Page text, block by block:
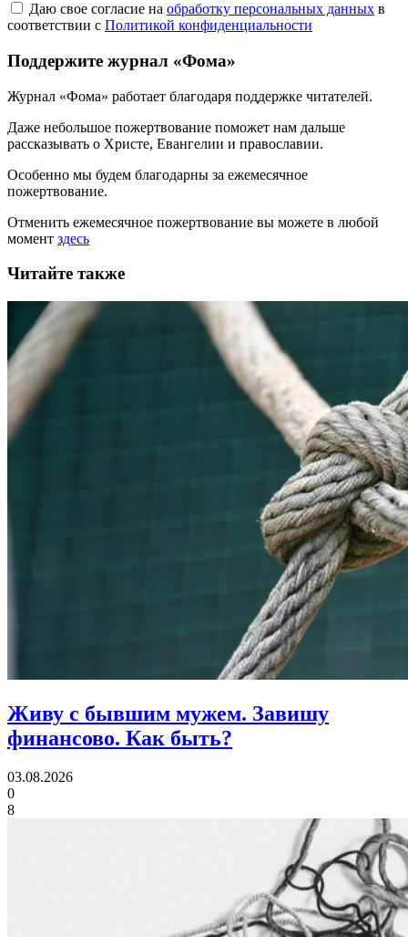
Даю свое согласие на обработку персональных данных в
соответствии с Политикой конфиденциальности
Поддержите журнал «Фома»
Журнал «Фома» работает благодаря поддержке читателей.
Даже небольшое пожертвование поможет нам дальше
рассказывать о Христе, Евангелии и православии.
Особенно мы будем благодарны за ежемесячное
пожертвование.
Отменить ежемесячное пожертвование вы можете в любой
момент здесь
Читайте также
Живу с бывшим мужем. Завишу
финансово. Как быть?
03.08.2026
0
8